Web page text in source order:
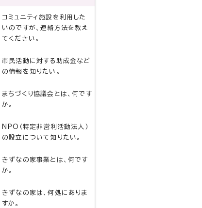
コミュニティ施設を利用した
いのですが、連絡方法を教え
てください。
市民活動に対する助成金など
の情報を知りたい。
まちづくり協議会とは、何です
か。
NPO（特定非営利活動法人）
の設立について知りたい。
きずなの家事業とは、何です
か。
きずなの家は、何処にありま
すか。